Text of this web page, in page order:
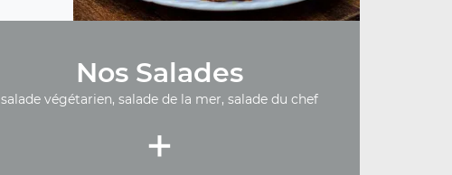
Nos Salades
salade végétarien, salade de la mer, salade du chef
+